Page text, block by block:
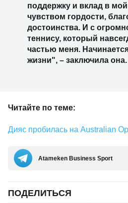
поддержку и вклад в
чувством гордости,
достоинства. И с
теннису, который
частью меня.
жизни", – заключила она.
Читайте по теме:
Дияс пробилась на Australian
Аtameken Business Sport
ПОДЕЛИТЬСЯ